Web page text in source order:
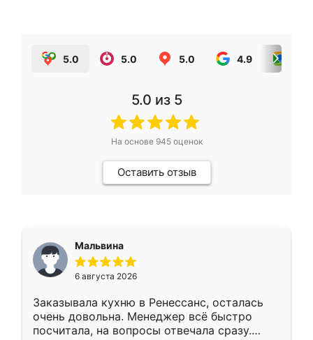
5.0 5.0 5.0 4.9
5.0 из 5
На основе 945оценок
Оставить отзыв
Мальвина
6 августа 2026
Заказывала кухню в Ренессанс, осталась
очень довольна. Менеджер всё быстро
посчитала, на вопросы отвечала сразу.